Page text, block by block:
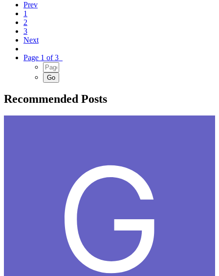
Prev
1
2
3
Next
Page 1 of 3
Recommended Posts